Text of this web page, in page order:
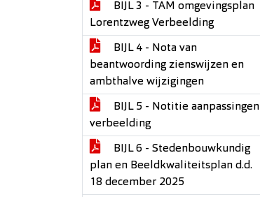
BIJL 3 - TAM omgevingsplan
Lorentzweg Verbeelding
BIJL 4 - Nota van
beantwoording zienswijzen en
ambthalve wijzigingen
BIJL 5 - Notitie aanpassingen
verbeelding
BIJL 6 - Stedenbouwkundig
plan en Beeldkwaliteitsplan d.d.
18 december 2025